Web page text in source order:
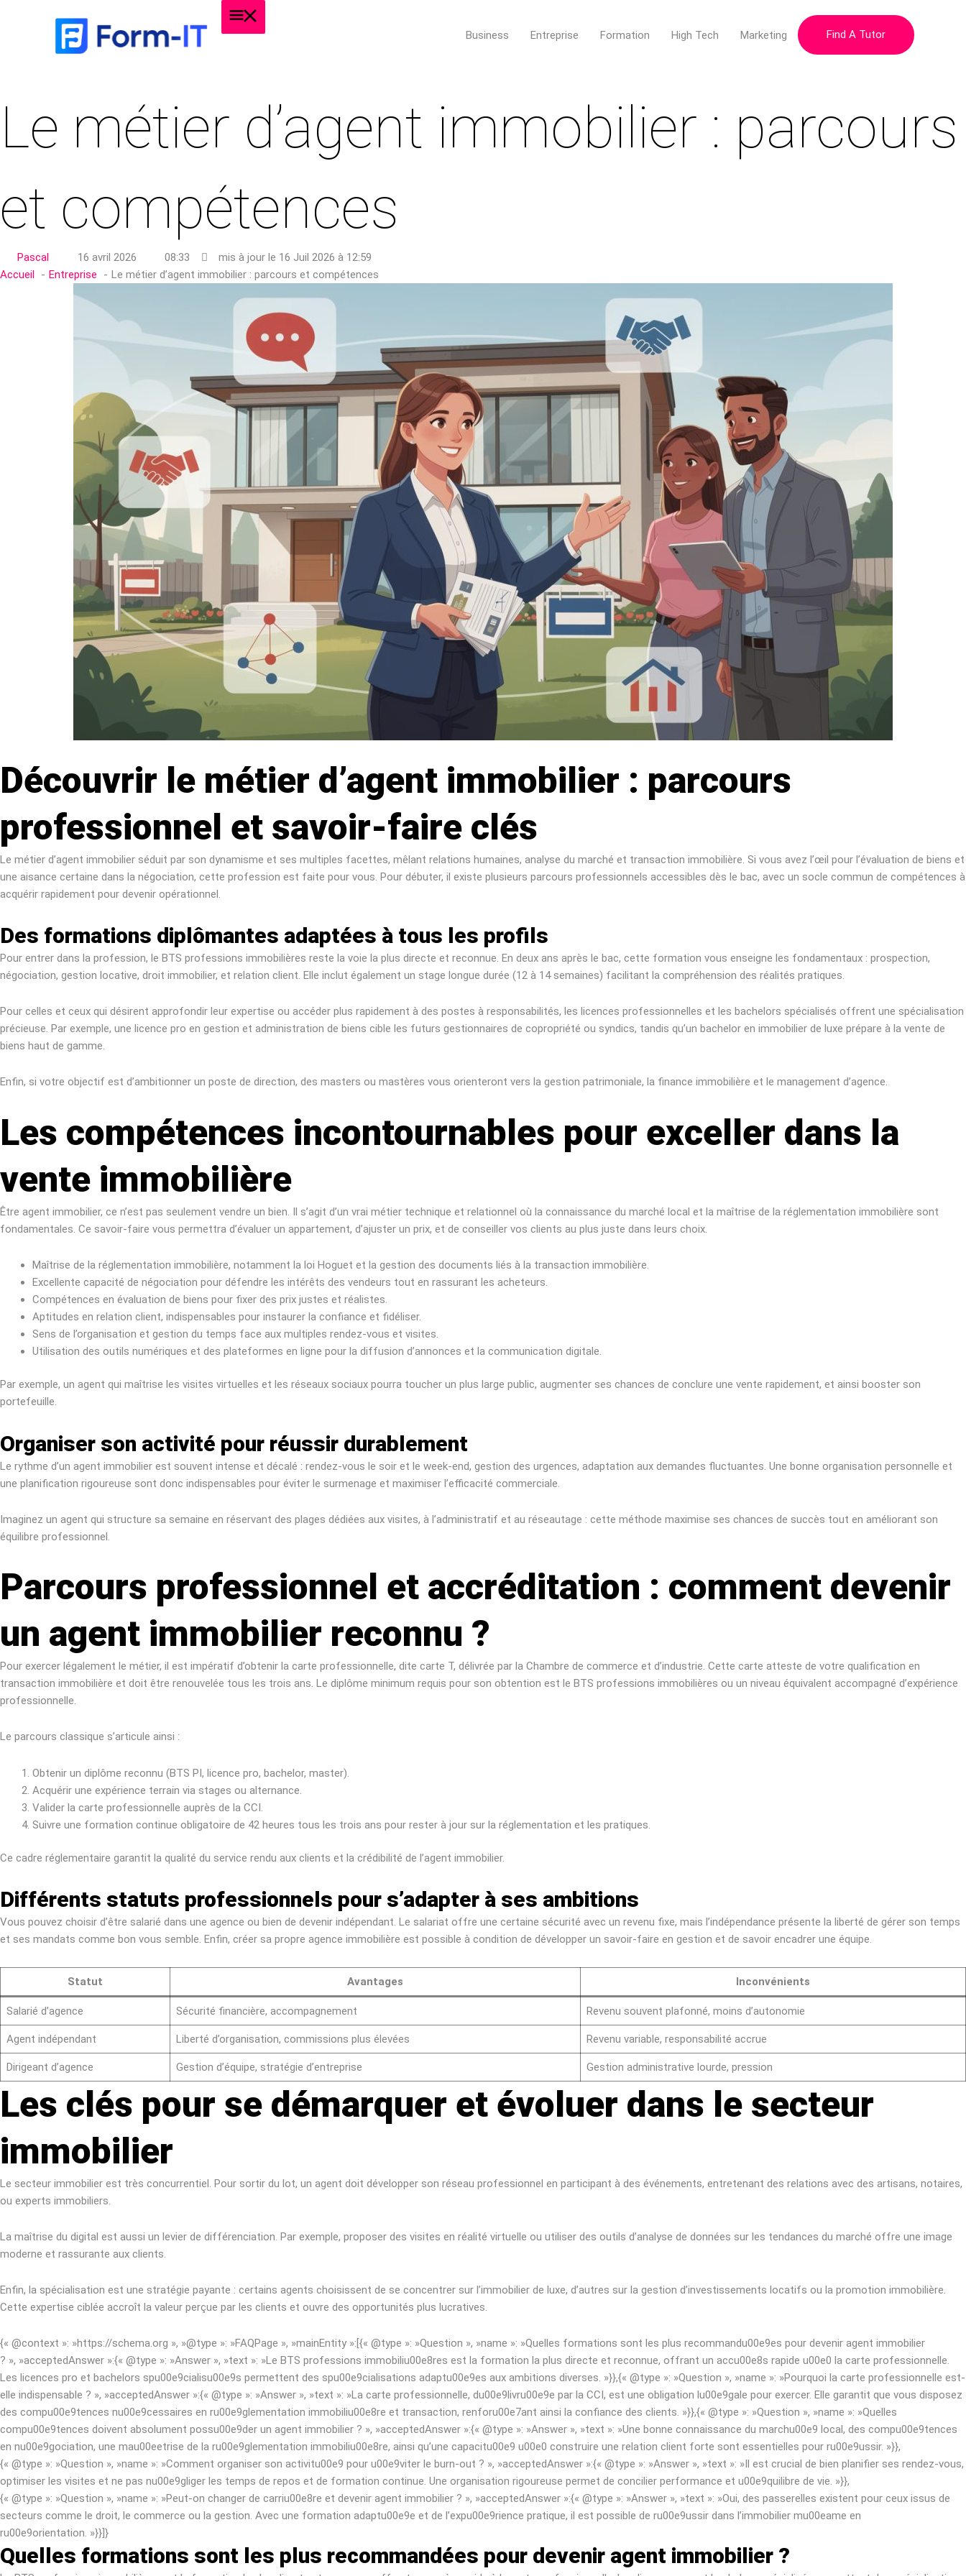
Menu
Business Entreprise Formation High Tech Marketing Find A Tutor
Le métier d’agent immobilier : parcours
et compétences
Pascal 16 avril 2026 08:33
mis à jour le 16 Juil 2026 à 12:59
Accueil
Entreprise Le métier d’agent immobilier : parcours et compétences
Découvrir le métier d’agent immobilier : parcours
professionnel et savoir-faire clés
Le métier d’agent immobilier séduit par son dynamisme et ses multiples facettes, mêlant relations humaines, analyse du marché et transaction immobilière. Si vous avez l’œil pour l’évaluation de biens et
une aisance certaine dans la négociation, cette profession est faite pour vous. Pour débuter, il existe plusieurs parcours professionnels accessibles dès le bac, avec un socle commun de compétences à
acquérir rapidement pour devenir opérationnel.
Des formations diplômantes adaptées à tous les profils
Pour entrer dans la profession, le BTS professions immobilières reste la voie la plus directe et reconnue. En deux ans après le bac, cette formation vous enseigne les fondamentaux : prospection,
négociation, gestion locative, droit immobilier, et relation client. Elle inclut également un stage longue durée (12 à 14 semaines) facilitant la compréhension des réalités pratiques.
Pour celles et ceux qui désirent approfondir leur expertise ou accéder plus rapidement à des postes à responsabilités, les licences professionnelles et les bachelors spécialisés offrent une spécialisation
précieuse. Par exemple, une licence pro en gestion et administration de biens cible les futurs gestionnaires de copropriété ou syndics, tandis qu’un bachelor en immobilier de luxe prépare à la vente de
biens haut de gamme.
Enfin, si votre objectif est d’ambitionner un poste de direction, des masters ou mastères vous orienteront vers la gestion patrimoniale, la finance immobilière et le management d’agence.
Les compétences incontournables pour exceller dans la
vente immobilière
Être agent immobilier, ce n’est pas seulement vendre un bien. Il s’agit d’un vrai métier technique et relationnel où la connaissance du marché local et la maîtrise de la réglementation immobilière sont
fondamentales. Ce savoir-faire vous permettra d’évaluer un appartement, d’ajuster un prix, et de conseiller vos clients au plus juste dans leurs choix.
Maîtrise de la réglementation immobilière, notamment la loi Hoguet et la gestion des documents liés à la transaction immobilière.
Excellente capacité de négociation pour défendre les intérêts des vendeurs tout en rassurant les acheteurs.
Compétences en évaluation de biens pour fixer des prix justes et réalistes.
Aptitudes en relation client, indispensables pour instaurer la confiance et fidéliser.
Sens de l’organisation et gestion du temps face aux multiples rendez-vous et visites.
Utilisation des outils numériques et des plateformes en ligne pour la diffusion d’annonces et la communication digitale.
Par exemple, un agent qui maîtrise les visites virtuelles et les réseaux sociaux pourra toucher un plus large public, augmenter ses chances de conclure une vente rapidement, et ainsi booster son
portefeuille.
Organiser son activité pour réussir durablement
Le rythme d’un agent immobilier est souvent intense et décalé : rendez-vous le soir et le week-end, gestion des urgences, adaptation aux demandes fluctuantes. Une bonne organisation personnelle et
une planification rigoureuse sont donc indispensables pour éviter le surmenage et maximiser l’efficacité commerciale.
Imaginez un agent qui structure sa semaine en réservant des plages dédiées aux visites, à l’administratif et au réseautage : cette méthode maximise ses chances de succès tout en améliorant son
équilibre professionnel.
Parcours professionnel et accréditation : comment devenir
un agent immobilier reconnu ?
Pour exercer légalement le métier, il est impératif d’obtenir la carte professionnelle, dite carte T, délivrée par la Chambre de commerce et d’industrie. Cette carte atteste de votre qualification en
transaction immobilière et doit être renouvelée tous les trois ans. Le diplôme minimum requis pour son obtention est le BTS professions immobilières ou un niveau équivalent accompagné d’expérience
professionnelle.
Le parcours classique s’articule ainsi :
Obtenir un diplôme reconnu (BTS PI, licence pro, bachelor, master).
Acquérir une expérience terrain via stages ou alternance.
Valider la carte professionnelle auprès de la CCI.
Suivre une formation continue obligatoire de 42 heures tous les trois ans pour rester à jour sur la réglementation et les pratiques.
Ce cadre réglementaire garantit la qualité du service rendu aux clients et la crédibilité de l’agent immobilier.
Différents statuts professionnels pour s’adapter à ses ambitions
Vous pouvez choisir d’être salarié dans une agence ou bien de devenir indépendant. Le salariat offre une certaine sécurité avec un revenu fixe, mais l’indépendance présente la liberté de gérer son temps
et ses mandats comme bon vous semble. Enfin, créer sa propre agence immobilière est possible à condition de développer un savoir-faire en gestion et de savoir encadrer une équipe.
Statut Avantages Inconvénients
Salarié d’agence Sécurité financière, accompagnement Revenu souvent plafonné, moins d’autonomie
Agent indépendant Liberté d’organisation, commissions plus élevées Revenu variable, responsabilité accrue
Dirigeant d’agence Gestion d’équipe, stratégie d’entreprise Gestion administrative lourde, pression
Les clés pour se démarquer et évoluer dans le secteur
immobilier
Le secteur immobilier est très concurrentiel. Pour sortir du lot, un agent doit développer son réseau professionnel en participant à des événements, entretenant des relations avec des artisans, notaires,
ou experts immobiliers.
La maîtrise du digital est aussi un levier de différenciation. Par exemple, proposer des visites en réalité virtuelle ou utiliser des outils d’analyse de données sur les tendances du marché offre une image
moderne et rassurante aux clients.
Enfin, la spécialisation est une stratégie payante : certains agents choisissent de se concentrer sur l’immobilier de luxe, d’autres sur la gestion d’investissements locatifs ou la promotion immobilière.
Cette expertise ciblée accroît la valeur perçue par les clients et ouvre des opportunités plus lucratives.
{« @context »: »https://schema.org », »@type »: »FAQPage », »mainEntity »:[{« @type »: »Question », »name »: »Quelles formations sont les plus recommandu00e9es pour devenir agent immobilier
? », »acceptedAnswer »:{« @type »: »Answer », »text »: »Le BTS professions immobiliu00e8res est la formation la plus directe et reconnue, offrant un accu00e8s rapide u00e0 la carte professionnelle.
Les licences pro et bachelors spu00e9cialisu00e9s permettent des spu00e9cialisations adaptu00e9es aux ambitions diverses. »}},{« @type »: »Question », »name »: »Pourquoi la carte professionnelle est-
elle indispensable ? », »acceptedAnswer »:{« @type »: »Answer », »text »: »La carte professionnelle, du00e9livru00e9e par la CCI, est une obligation lu00e9gale pour exercer. Elle garantit que vous disposez
des compu00e9tences nu00e9cessaires en ru00e9glementation immobiliu00e8re et transaction, renforu00e7ant ainsi la confiance des clients. »}},{« @type »: »Question », »name »: »Quelles
compu00e9tences doivent absolument possu00e9der un agent immobilier ? », »acceptedAnswer »:{« @type »: »Answer », »text »: »Une bonne connaissance du marchu00e9 local, des compu00e9tences
en nu00e9gociation, une mau00eetrise de la ru00e9glementation immobiliu00e8re, ainsi qu’une capacitu00e9 u00e0 construire une relation client forte sont essentielles pour ru00e9ussir. »}},
{« @type »: »Question », »name »: »Comment organiser son activitu00e9 pour u00e9viter le burn-out ? », »acceptedAnswer »:{« @type »: »Answer », »text »: »Il est crucial de bien planifier ses rendez-vous,
optimiser les visites et ne pas nu00e9gliger les temps de repos et de formation continue. Une organisation rigoureuse permet de concilier performance et u00e9quilibre de vie. »}},
{« @type »: »Question », »name »: »Peut-on changer de carriu00e8re et devenir agent immobilier ? », »acceptedAnswer »:{« @type »: »Answer », »text »: »Oui, des passerelles existent pour ceux issus de
secteurs comme le droit, le commerce ou la gestion. Avec une formation adaptu00e9e et de l’expu00e9rience pratique, il est possible de ru00e9ussir dans l’immobilier mu00eame en
ru00e9orientation. »}}]}
Quelles formations sont les plus recommandées pour devenir agent immobilier ?